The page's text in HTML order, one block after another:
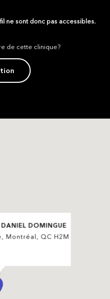
ne sont donc pas accessibles.
de cette clinique?
DOMINGUE
Montréal, QC H2M